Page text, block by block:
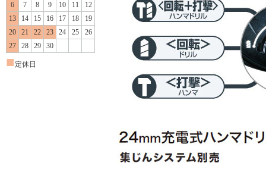
6
7 8 9 10 11
12
13
14 15 16 17 18
19
20
21 22 23 24 25
26
27
28 29 30
■ 定休日